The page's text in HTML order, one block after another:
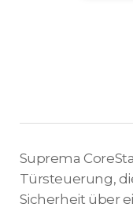
Suprema
Türsteuerung,
Sicherheit über